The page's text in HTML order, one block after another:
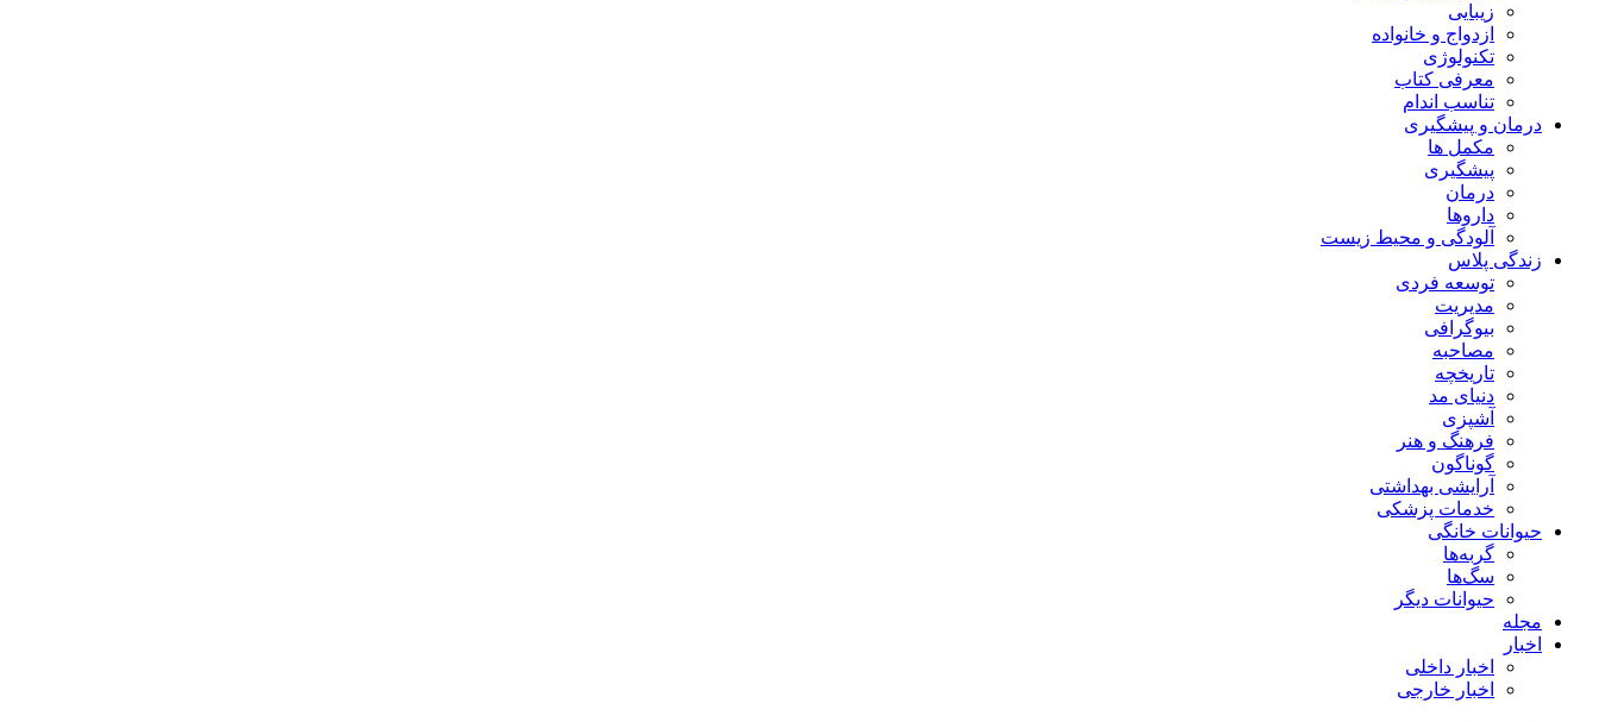
زیبایی
ازدواج و خانواده
تکنولوژی
معرفی کتاب
تناسب اندام
درمان و پیشگیری
مکمل ها
پیشگیری
درمان
داروها
آلودگی و محیط زیست
زندگی پلاس
توسعه فردی
مدیریت
بیوگرافی
مصاحبه
تاریخچه
دنیای مد
آشپزی
فرهنگ و هنر
گوناگون
آرایشی بهداشتی
خدمات پزشکی
حیوانات خانگی
گربه‌ها
سگ‌ها
حیوانات دیگر
مجله
اخبار
اخبار داخلی
اخبار خارجی